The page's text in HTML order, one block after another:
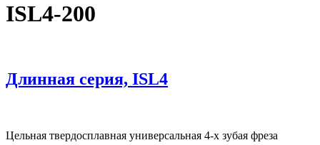
ISL4-200
Длинная серия, ISL4
Цельная твердосплавная универсальная 4-х зубая фреза